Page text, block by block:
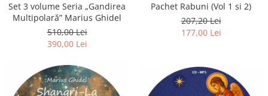
Set 3 volume Seria „Gandirea
Multipolară” Marius Ghidel
510,00 Lei
390,00 Lei
Pachet Rabuni (Vol 1 si 2)
207,20 Lei
177,00 Lei